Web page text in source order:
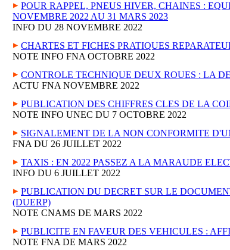
POUR RAPPEL, PNEUS HIVER, CHAINES :
NOVEMBRE 2022 AU 31 MARS 2023
INFO DU 28 NOVEMBRE 2022
CHARTES ET FICHES PRATIQUES
NOTE INFO FNA OCTOBRE 2022
CONTROLE TECHNIQUE DEUX ROUES : LA
ACTU FNA NOVEMBRE 2022
PUBLICATION DES CHIFFRES CLES DE LA
NOTE INFO UNEC DU 7 OCTOBRE 2022
SIGNALEMENT DE LA NON CONFORMITE
FNA DU 26 JUILLET 2022
TAXIS : EN 2022 PASSEZ A LA MARAUDE
INFO DU 6 JUILLET 2022
PUBLICATION DU DECRET SUR LE
(DUERP)
NOTE CNAMS DE MARS 2022
PUBLICITE EN FAVEUR DES VEHICULES :
NOTE FNA DE MARS 2022